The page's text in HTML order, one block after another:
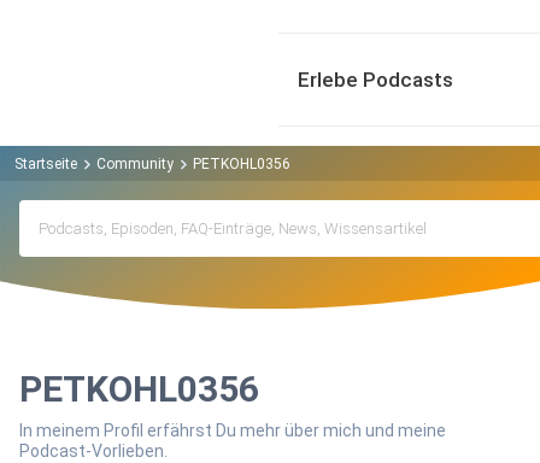
Erlebe Podcasts
Startseite Community PETKOHL0356
PETKOHL0356
In meinem Profil erfährst Du mehr über mich und meine
Podcast-Vorlieben.